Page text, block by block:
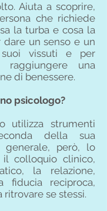
Aiuta a scoprire,
che richiede
la turba e cosa la
dare un senso e un
vissuti e per
raggiungere una
di benessere.
psicologo?
utilizza strumenti
della sua
generale, però, lo
il colloquio clinico,
la relazione,
fiducia reciproca,
se stessi.